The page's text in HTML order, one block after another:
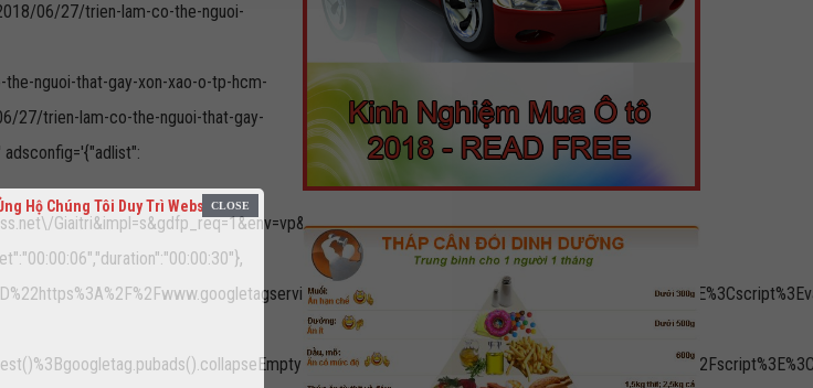
06/27/trien-lam-co-the-nguoi-
nguoi-that-gay-xon-xao-o-tp-hcm-
27/trien-lam-co-the-nguoi-that-gay-
Giaitri&impl=s&gdfp_req=1&env=vp&output=vast&unviewed_position_start=1&url=
Hộ Chúng Tôi Duy Trì Website